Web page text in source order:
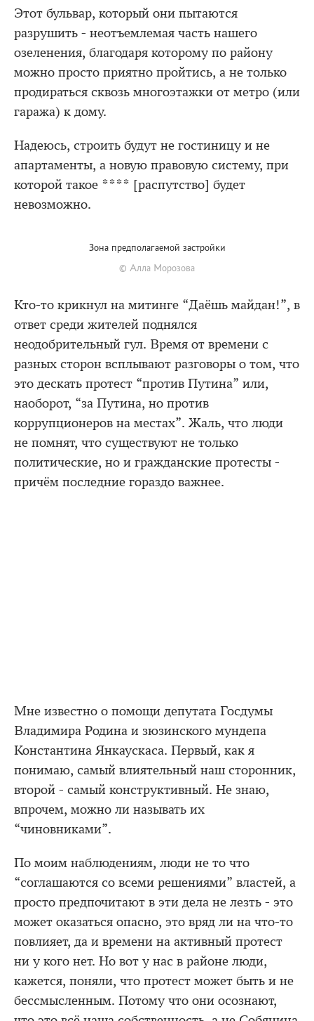
Этот бульвар, который они пытаются
разрушить - неотъемлемая часть нашего
озеленения, благодаря которому по району
можно просто приятно пройтись, а не только
продираться сквозь многоэтажки от метро (или
гаража) к дому.
Надеюсь, строить будут не гостиницу и не
апартаменты, а новую правовую систему, при
которой такое **** [распутство] будет
невозможно.
Зона предполагаемой застройки
© Алла Морозова
Кто-то крикнул на митинге “Даёшь майдан!”, в
ответ среди жителей поднялся
неодобрительный гул. Время от времени с
разных сторон всплывают разговоры о том, что
это дескать протест “против Путина” или,
наоборот, “за Путина, но против
коррупционеров на местах”. Жаль, что люди
не помнят, что существуют не только
политические, но и гражданские протесты -
причём последние гораздо важнее.
Мне известно о помощи депутата Госдумы
Владимира Родина и зюзинского мундепа
Константина Янкаускаса. Первый, как я
понимаю, самый влиятельный наш сторонник,
второй - самый конструктивный. Не знаю,
впрочем, можно ли называть их
“чиновниками”.
По моим наблюдениям, люди не то что
“соглашаются со всеми решениями” властей, а
просто предпочитают в эти дела не лезть - это
может оказаться опасно, это вряд ли на что-то
повлияет, да и времени на активный протест
ни у кого нет. Но вот у нас в районе люди,
кажется, поняли, что протест может быть и не
бессмысленным. Потому что они осознают,